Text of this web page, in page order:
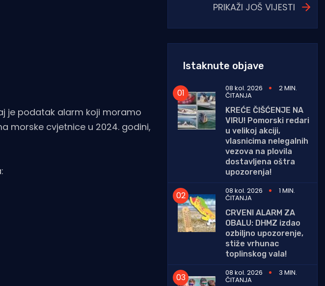
je podatak alarm koji moramo
morske cvjetnice u 2024. godini,
PRIKAŽI JOŠ VIJESTI
Istaknute objave
08 kol. 2026 2 MIN.
ČITANJA
KREĆE ČIŠĆENJE NA
VIRU! Pomorski redari
u velikoj akciji,
vlasnicima nelegalnih
vezova na plovila
dostavljena oštra
upozorenja!
08 kol. 2026
1 MIN.
ČITANJA
CRVENI ALARM ZA
OBALU: DHMZ izdao
ozbiljno upozorenje,
stiže vrhunac
toplinskog vala!
08 kol. 2026
3 MIN.
ČITANJA